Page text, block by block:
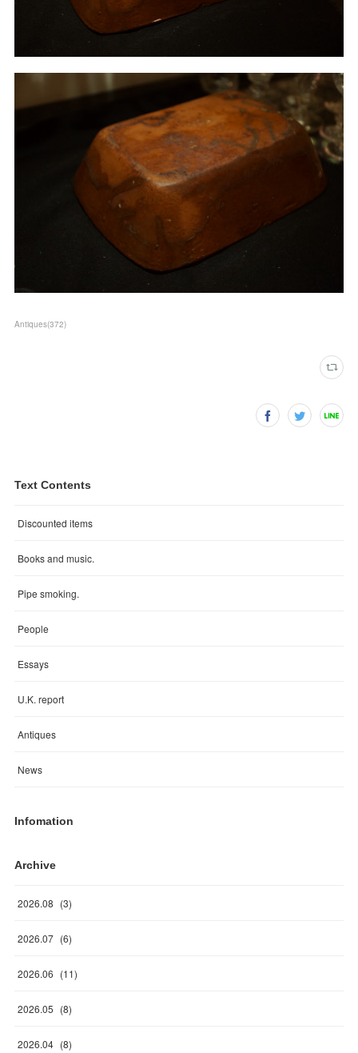
Antiques(372)
Text Contents
Discounted items
Books and music.
Pipe smoking.
People
Essays
U.K. report
Antiques
News
Infomation
Archive
2026.08 (3)
2026.07 (6)
2026.06 (11)
2026.05 (8)
2026.04 (8)